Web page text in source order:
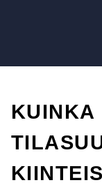
KUINKA